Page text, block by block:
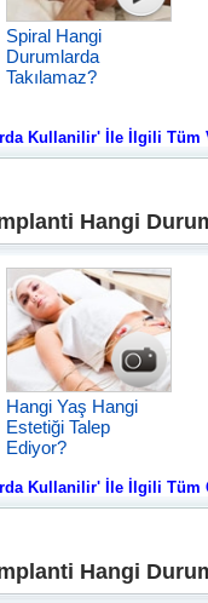
Spiral Hangi
Durumlarda
Takılamaz?
Kullanilir' İle İlgili Tüm
Hangi
Hangi Yaş Hangi
Estetiği Talep
Ediyor?
Kullanilir' İle İlgili Tüm
Hangi